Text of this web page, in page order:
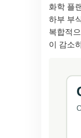
화학 플
하부 부
복합적
이 감소